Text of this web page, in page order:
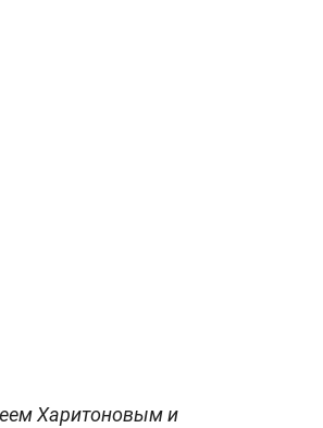
Харитоновым и